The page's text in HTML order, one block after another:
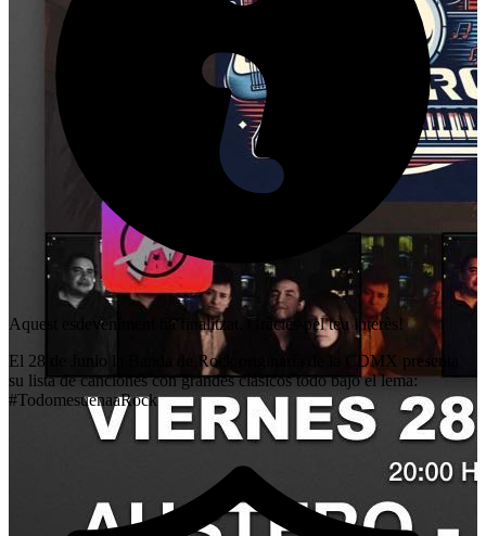
Aquest esdeveniment ha finalitzat. Gràcies pel teu interès!
El 28 de Junio la Banda de Rock originaria de la CDMX presenta
su lista de canciones con grandes clásicos todo bajo el lema:
#TodomesuenaaRock